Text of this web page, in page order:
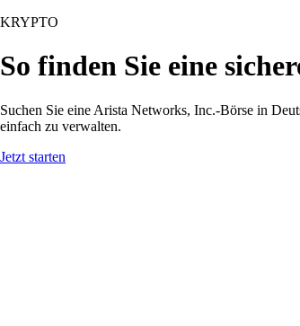
KRYPTO
So finden Sie eine
Suchen Sie eine Arista Networks, Inc.-Börse in
einfach zu verwalten.
Jetzt starten